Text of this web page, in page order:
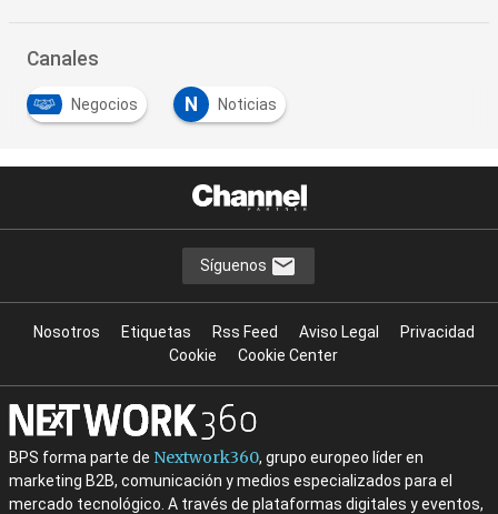
Canales
Negocios N Noticias
Síguenos
Nosotros Etiquetas Rss Feed Aviso Legal
Privacidad
Cookie
Cookie Center
BPS forma parte de Nextwork360, grupo europeo líder en
marketing B2B, comunicación y medios especializados para el
mercado tecnológico. A través de plataformas digitales y eventos,